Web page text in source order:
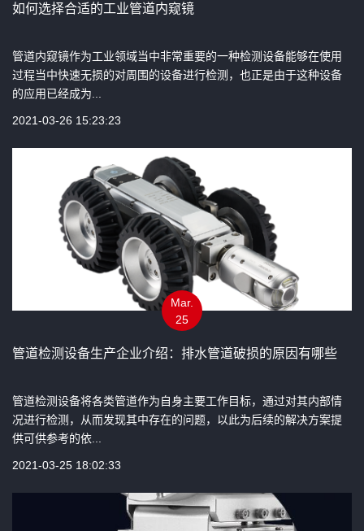
如何选择合适的工业管道内窥镜
管道内窥镜作为工业领域当中非常重要的一种检测设备能够在使用
过程当中快速无损的对周围的设备进行检测，也正是由于这种设备
的应用已经成为...
2021-03-26 15:23:23
Mar.
25
管道检测设备生产企业介绍：排水管道破损的原因有哪些
管道检测设备将各类管道作为自身主要工作目标，通过对其内部情
况进行检测，从而发现其中存在的问题，以此为后续的解决方案提
供可供参考的依...
2021-03-25 18:02:33